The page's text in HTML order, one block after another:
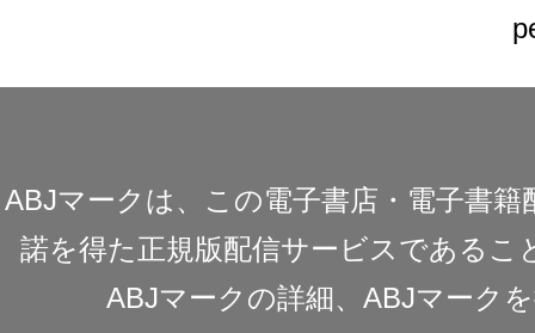
ABJマークは、この電子書店・電子書
諾を得た正規版配信サービスであるこ
ABJマークの詳細、ABJマーク